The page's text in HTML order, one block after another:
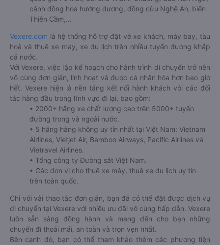
cánh đồng hoa hướng dương, đồng cừu Nghệ An, biển
Thiên Cầm,...
Vexere.com là hệ thống hỗ trợ đặt vé xe khách, máy bay, tàu
hoả và thuê xe máy, xe du lịch trên nhiều tuyến đường khắp
cả nước.
Với Vexere, việc lập kế hoạch cho hành trình di chuyển trở nên
vô cùng đơn giản, linh hoạt và được cá nhân hóa hơn bao giờ
hết. Vexere hiện là nền tảng kết nối hành khách với các đối
tác hàng đầu trong lĩnh vực đi lại, bao gồm:
• 2000+ hãng xe chất lượng cao trên 5000+ tuyến
đường trong và ngoài nước.
• 5 hãng hàng không uy tín nhất tại Việt Nam: Vietnam
Airlines, Vietjet Air, Bamboo Airways, Pacific Airlines và
Vietravel Airlines.
• Tổng công ty Đường sắt Việt Nam.
• Các đơn vị cho thuê xe máy, thuê xe du lịch uy tín
trên toàn quốc.
Chỉ với vài thao tác đơn giản, bạn đã có thể đặt được dịch vụ
di chuyển tại Vexere với nhiều ưu đãi vô cùng hấp dẫn. Vexere
luôn sẵn sàng đồng hành và mang đến cho bạn những
chuyến đi thoải mái, an toàn và trọn vẹn nhất.
Bên cạnh đó, bạn có thể tham khảo thêm các phương tiện